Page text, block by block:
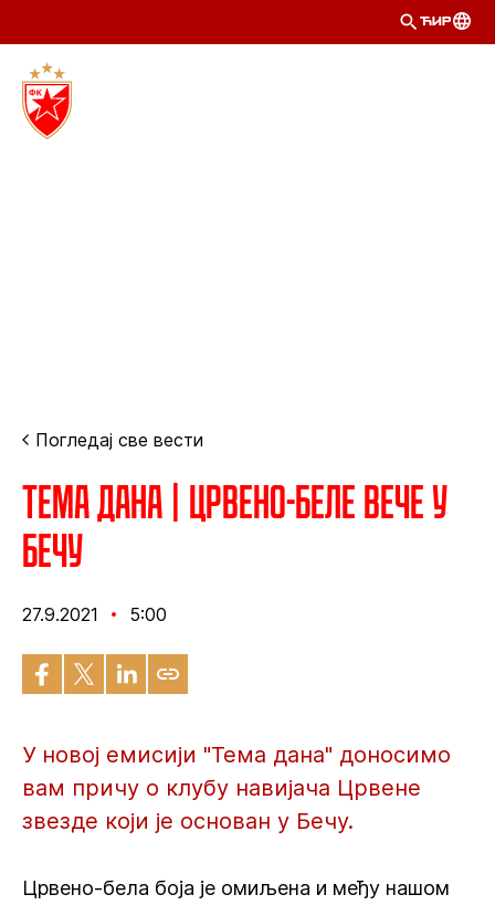
ЋИР
Погледај све вести
Тема дана | Црвено-беле вече у
Бечу
27.9.2021 5:00
У новој емисији "Тема дана" доносимо
вам причу о клубу навијача Црвене
звезде који је основан у Бечу.
Црвено-бела боја је омиљена и међу нашом